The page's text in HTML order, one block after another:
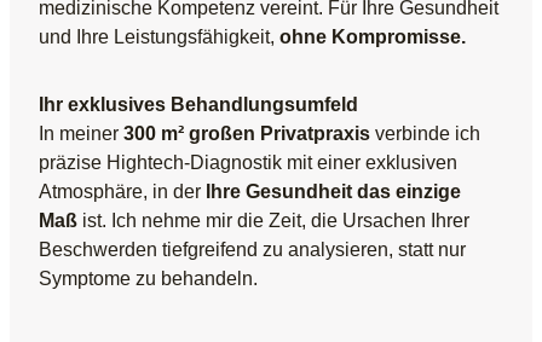
medizinische Kompetenz vereint. Für Ihre Gesundheit
und Ihre Leistungsfähigkeit, ohne Kompromisse.
Ihr exklusives Behandlungsumfeld
In meiner 300 m² großen Privatpraxis verbinde ich
präzise Hightech-Diagnostik mit einer exklusiven
Atmosphäre, in der
Ihre Gesundheit das einzige
Maß ist. Ich nehme mir die Zeit, die Ursachen Ihrer
Beschwerden tiefgreifend zu analysieren, statt nur
Symptome zu behandeln.